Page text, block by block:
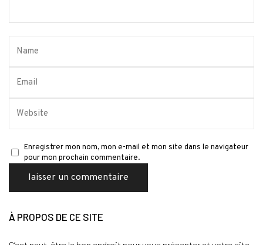
Enregistrer mon nom, mon e-mail et mon site dans le navigateur
pour mon prochain commentaire.
À PROPOS DE CE SITE